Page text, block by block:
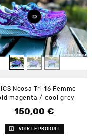
Noosa Tri 16 Femme
magenta / cool grey
Prix
150,00 €
VOIR LE PRODUIT